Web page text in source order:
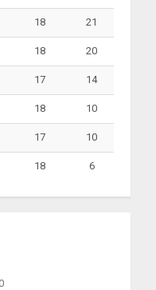
18 21
18 20
17 14
18 10
17 10
18 6